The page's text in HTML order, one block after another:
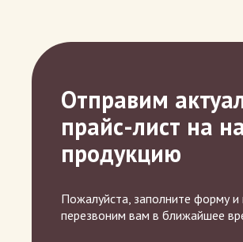
Отправим
прайс-лист на
продукцию
Пожалуйста, заполните форму
перезвоним вам в ближайшее